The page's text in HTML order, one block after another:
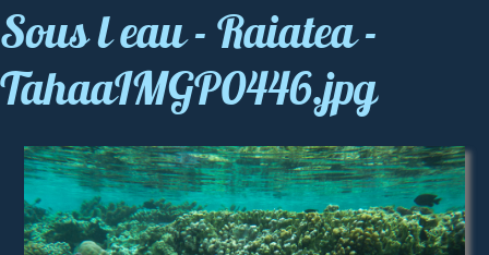
Sous l eau - Raiatea -
TahaaIMGP0446.jpg